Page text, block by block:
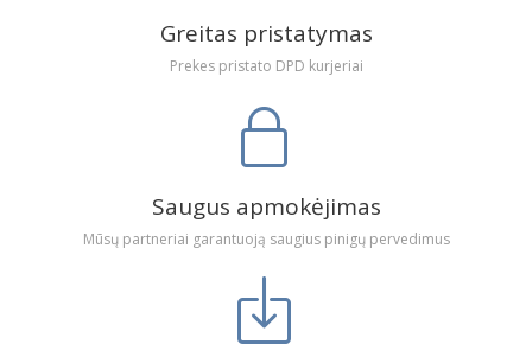
Greitas pristatymas
Prekes pristato DPD kurjeriai
Saugus apmokėjimas
Mūsų partneriai garantuoją saugius pinigų pervedimus